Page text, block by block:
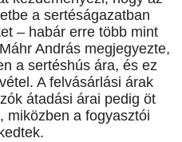
a sertéságazatban
– habár erre több mint
András megjegyezte,
a sertéshús ára, és ez
A felvásárlási árak
átadási árai pedig öt
miközben a fogyasztói